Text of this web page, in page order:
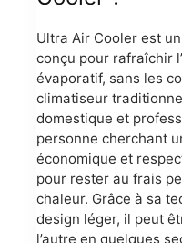
Ultra Air Cooler est
conçu pour rafraîchir
évaporatif, sans les
climatiseur
domestique et
personne cherchant
économique et
pour rester au frais
chaleur. Grâce à sa
design léger, il peut
l’autre en quelques